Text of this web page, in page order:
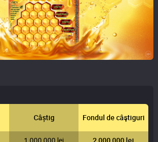
Câștig Fondul de câştiguri
1 000 000 lei
2 000 000 lei